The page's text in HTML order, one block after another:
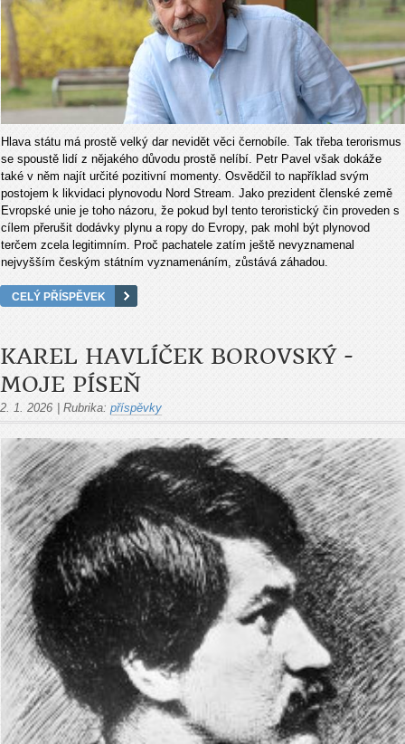
Hlava státu má prostě velký dar nevidět věci černobíle. Tak třeba terorismus
se spoustě lidí z nějakého důvodu prostě nelíbí. Petr Pavel však dokáže
také v něm najít určité pozitivní momenty. Osvědčil to například svým
postojem k likvidaci plynovodu Nord Stream. Jako prezident členské země
Evropské unie je toho názoru, že pokud byl tento teroristický čin proveden s
cílem přerušit dodávky plynu a ropy do Evropy, pak mohl být plynovod
terčem zcela legitimním. Proč pachatele zatím ještě nevyznamenal
nejvyšším českým státním vyznamenáním, zůstává záhadou.
CELÝ PŘÍSPĚVEK
KAREL HAVLÍČEK BOROVSKÝ -
MOJE PÍSEŇ
2. 1. 2026 Rubrika: příspěvky